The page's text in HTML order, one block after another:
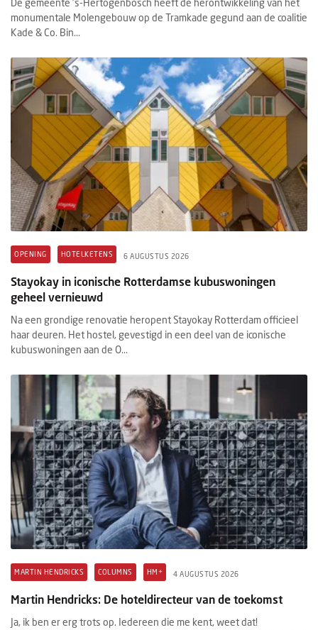
monumentale Molengebouw op de Tramkade gegund aan de coalitie
Kade & Co. Bin...
OPENING HOTELKETENS 6 AUGUSTUS 2026
Stayokay in iconische Rotterdamse kubuswoningen
geheel vernieuwd
Na een grondige renovatie heropent Stayokay Rotterdam officieel
haar deuren. Het hostel, gevestigd in een deel van de iconische
kubuswoningen aan de O...
MARTIN HENDRICKS COLUMNS HM+ 4 AUGUSTUS 2026
Martin Hendricks: De hoteldirecteur van de toekomst
Ja, ik ben er erg trots op. Iedereen die me kent, weet dat!